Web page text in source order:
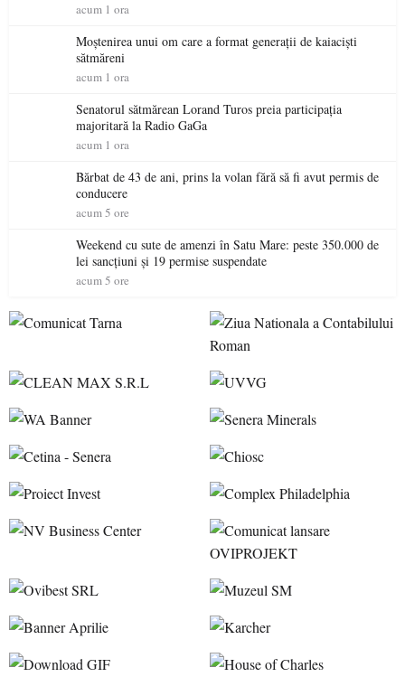
acum 1 ora
Moștenirea unui om care a format generații de kaiaciști
sătmăreni
acum 1 ora
Senatorul sătmărean Lorand Turos preia participația
majoritară la Radio GaGa
acum 1 ora
Bărbat de 43 de ani, prins la volan fără să fi avut permis de
conducere
acum 5 ore
Weekend cu sute de amenzi în Satu Mare: peste 350.000 de
lei sancțiuni și 19 permise suspendate
acum 5 ore